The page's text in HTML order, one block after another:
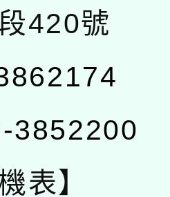
420號
3852200
表】